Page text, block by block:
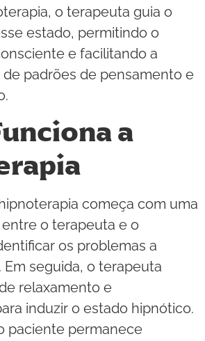
o terapeuta guia o
estado, permitindo o
e facilitando a
padrões de pensamento e
a
começa com uma
o terapeuta e o
os problemas a
seguida, o terapeuta
relaxamento e
induzir o estado hipnótico.
paciente permanece